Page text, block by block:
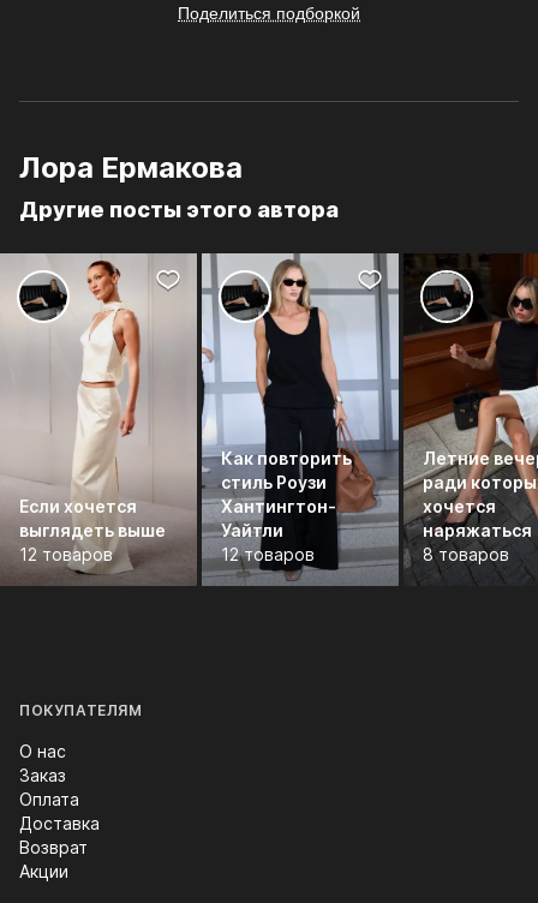
Поделиться подборкой
Лора Ермакова
Другие посты этого автора
Если хочется
выглядеть выше
12 товаров
Как повторить
стиль Роузи
Хантингтон-
Уайтли
12 товаров
Летние
ради
хочется
наряжаться
8 товаров
ПОКУПАТЕЛЯМ
О нас
Заказ
Оплата
Доставка
Возврат
Акции